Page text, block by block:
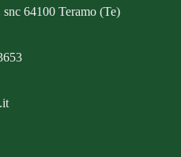
64100 Teramo (Te)